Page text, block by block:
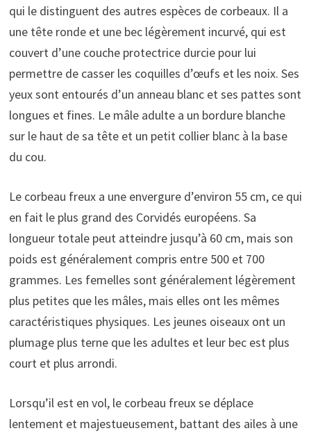
qui le distinguent des autres espèces de corbeaux. Il a
une tête ronde et une bec légèrement incurvé, qui est
couvert d’une couche protectrice durcie pour lui
permettre de casser les coquilles d’œufs et les noix. Ses
yeux sont entourés d’un anneau blanc et ses pattes sont
longues et fines. Le mâle adulte a un bordure blanche
sur le haut de sa tête et un petit collier blanc à la base
du cou.
Le corbeau freux a une envergure d’environ 55 cm, ce qui
en fait le plus grand des Corvidés européens. Sa
longueur totale peut atteindre jusqu’à 60 cm, mais son
poids est généralement compris entre 500 et 700
grammes. Les femelles sont généralement légèrement
plus petites que les mâles, mais elles ont les mêmes
caractéristiques physiques. Les jeunes oiseaux ont un
plumage plus terne que les adultes et leur bec est plus
court et plus arrondi.
Lorsqu’il est en vol, le corbeau freux se déplace
lentement et majestueusement, battant des ailes à une